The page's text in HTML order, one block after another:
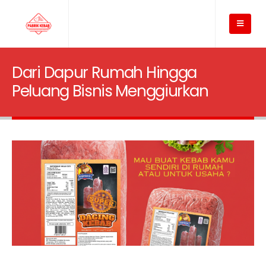
Dari Dapur Rumah Hingga
Peluang Bisnis Menggiurkan